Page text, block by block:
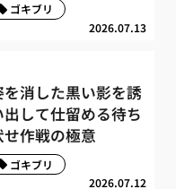
2026.07.13
ゴキブリ
を消した黒い影を誘
出して仕留める待ち
せ作戦の極意
2026.07.12
ゴキブリ